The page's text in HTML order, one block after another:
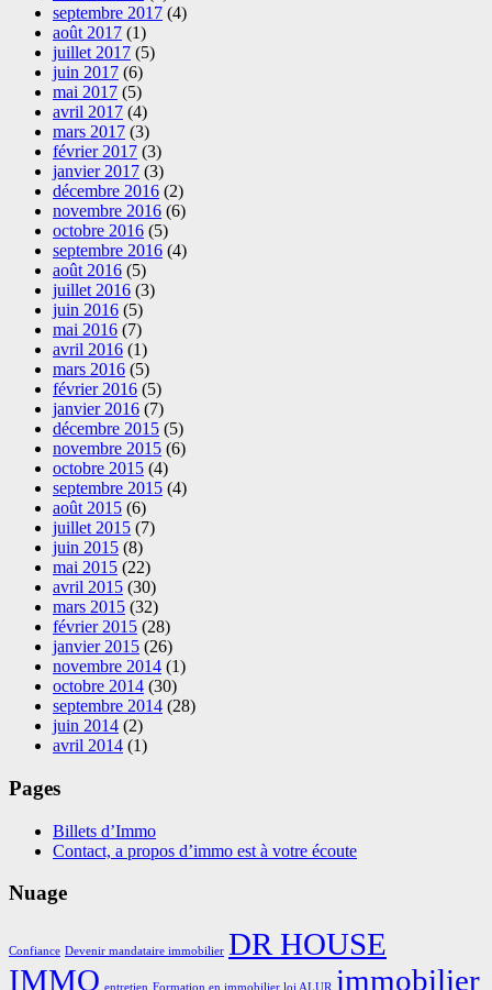
septembre 2017 (4)
août 2017 (1)
juillet 2017 (5)
juin 2017 (6)
mai 2017 (5)
avril 2017 (4)
mars 2017 (3)
février 2017 (3)
janvier 2017 (3)
décembre 2016 (2)
novembre 2016 (6)
octobre 2016 (5)
septembre 2016 (4)
août 2016 (5)
juillet 2016 (3)
juin 2016 (5)
mai 2016 (7)
avril 2016 (1)
mars 2016 (5)
février 2016 (5)
janvier 2016 (7)
décembre 2015 (5)
novembre 2015 (6)
octobre 2015 (4)
septembre 2015 (4)
août 2015 (6)
juillet 2015 (7)
juin 2015 (8)
mai 2015 (22)
avril 2015 (30)
mars 2015 (32)
février 2015 (28)
janvier 2015 (26)
novembre 2014 (1)
octobre 2014 (30)
septembre 2014 (28)
juin 2014 (2)
avril 2014 (1)
Pages
Billets d’Immo
Contact, a propos d’immo est à votre écoute
Nuage
Confiance Devenir mandataire immobilier DR HOUSE
IMMO entretien Formation en immobilier loi ALUR immobilier